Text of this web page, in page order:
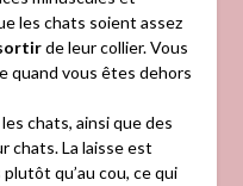
les chats soient assez
de leur collier. Vous
quand vous êtes dehors
chats, ainsi que des
chats. La laisse est
qu’au cou, ce qui